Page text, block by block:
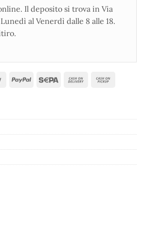
Il deposito si trova in Via
al Venerdì dalle 8 alle 18.